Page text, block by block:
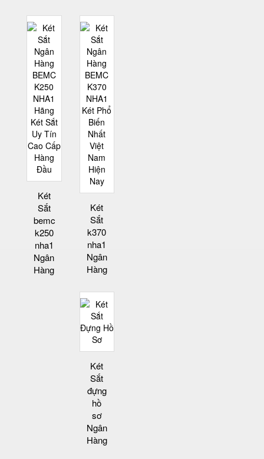
Két
Sắt
bemc
k250
nha1
Ngân
Hàng
Két
Sắt
k370
nha1
Ngân
Hàng
Két
Sắt
đựng
hồ
sơ
Ngân
Hàng